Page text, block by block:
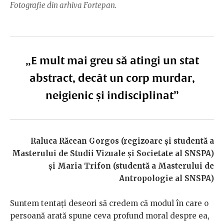
Fotografie din arhiva Fortepan.
„E mult mai greu să atingi un stat
abstract, decât un corp murdar,
neigienic și indisciplinat”
Raluca Răcean Gorgos (regizoare și studentă a
Masterului de Studii Vizuale și Societate al SNSPA)
și Maria Trifon (studentă a Masterului de
Antropologie al SNSPA)
Suntem tentați deseori să credem că modul în care o
persoană arată spune ceva profund moral despre ea,